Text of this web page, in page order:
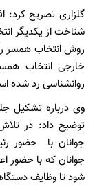
گلزاری تصریح
شناخت از یکدیگر
روش انتخاب همسر
خارجی انتخاب
روانشناسی رد شده
وی درباره تشکیل
توضیح داد: در
جوانان با حضور
جوانان که با حضور
شود تا وظایف